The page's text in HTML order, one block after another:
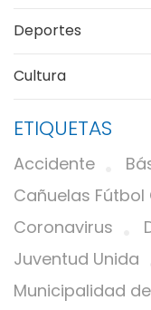
Deportes
Cultura
ETIQUETAS
Accidente
Cañuelas Fútbol
Coronavirus
Juventud Unida
Municipalidad